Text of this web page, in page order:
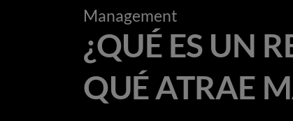
Management
¿QUÉ ES UN
QUÉ ATRAE